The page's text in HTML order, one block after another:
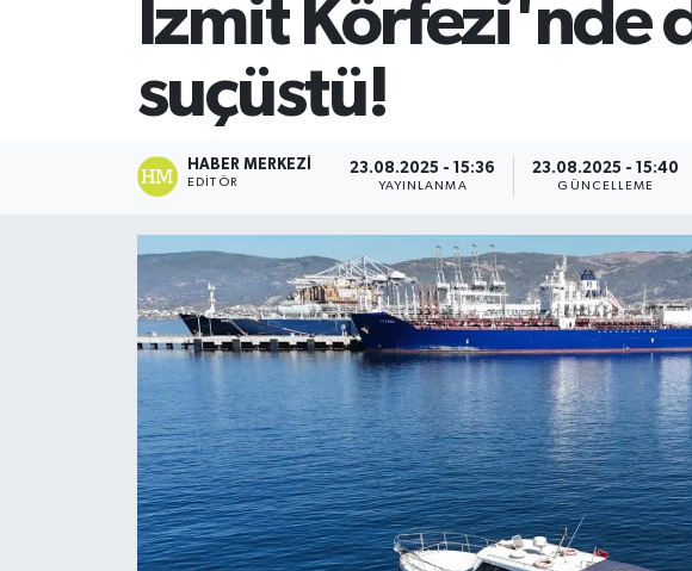
İzmit Körfezi'nde
suçüstü!
HABER MERKEZI
EDITÖR
23.08.2025 - 15:36
YAYINLANMA
23.08.2025 - 15:40
GÜNCELLEME
SİYASET
Teknoloji
TRABZON